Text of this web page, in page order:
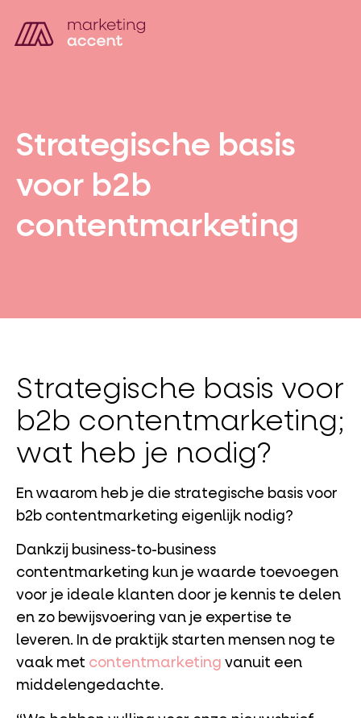
Strategische basis
voor b2b
contentmarketing
Strategische basis voor
b2b contentmarketing;
wat heb je nodig?
En waarom heb je die strategische basis voor
b2b contentmarketing eigenlijk nodig?
Dankzij business-to-business
contentmarketing kun je waarde toevoegen
voor je ideale klanten door je kennis te delen
en zo bewijsvoering van je expertise te
leveren. In de praktijk starten mensen nog te
vaak met contentmarketing vanuit een
middelengedachte.